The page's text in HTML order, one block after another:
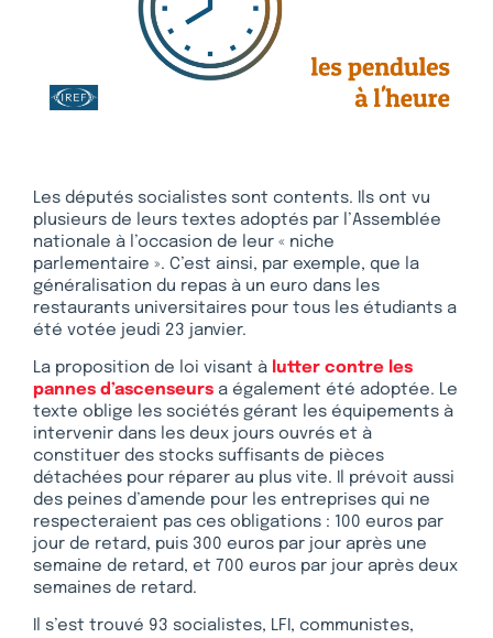
Les députés socialistes sont contents. Ils ont vu
plusieurs de leurs textes adoptés par l’Assemblée
nationale à l’occasion de leur « niche
parlementaire ». C’est ainsi, par exemple, que la
généralisation du repas à un euro dans les
restaurants universitaires pour tous les étudiants a
été votée jeudi 23 janvier.
La proposition de loi visant à lutter contre les
pannes d’ascenseurs a également été adoptée. Le
texte oblige les sociétés gérant les équipements à
intervenir dans les deux jours ouvrés et à
constituer des stocks suffisants de pièces
détachées pour réparer au plus vite. Il prévoit aussi
des peines d’amende pour les entreprises qui ne
respecteraient pas ces obligations : 100 euros par
jour de retard, puis 300 euros par jour après une
semaine de retard, et 700 euros par jour après deux
semaines de retard.
Il s’est trouvé 93 socialistes, LFI, communistes,